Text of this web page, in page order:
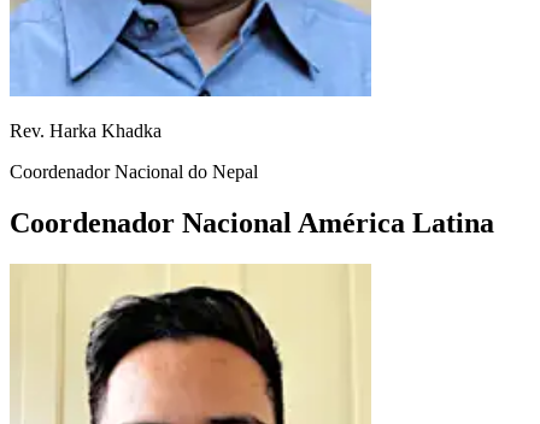
Rev. Harka Khadka
Coordenador Nacional do Nepal
Coordenador Nacional América Latina